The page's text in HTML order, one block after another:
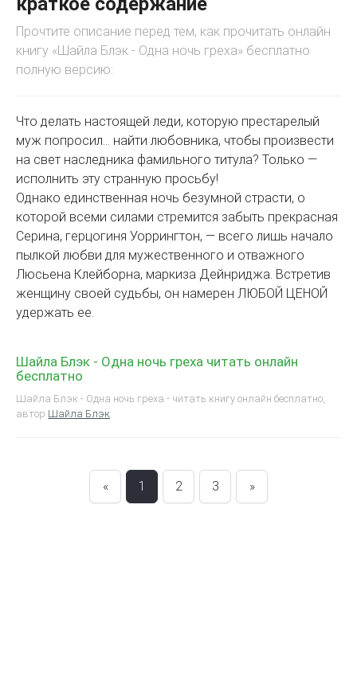
Прочтите описание перед тем, как прочитать онлайн
книгу «Шайла Блэк - Одна ночь греха» бесплатно
полную версию:
Что делать настоящей леди, которую престарелый
муж попросил… найти любовника, чтобы произвести
на свет наследника фамильного титула? Только —
исполнить эту странную просьбу!
Однако единственная ночь безумной страсти, о
которой всеми силами стремится забыть прекрасная
Серина, герцогиня Уоррингтон, — всего лишь начало
пылкой любви для мужественного и отважного
Люсьена Клейборна, маркиза Дейнриджа. Встретив
женщину своей судьбы, он намерен ЛЮБОЙ ЦЕНОЙ
удержать ее.
Шайла Блэк - Одна ночь греха читать онлайн
бесплатно
Шайла Блэк - Одна ночь греха - читать книгу онлайн бесплатно,
автор Шайла Блэк
« 1 2 3 »